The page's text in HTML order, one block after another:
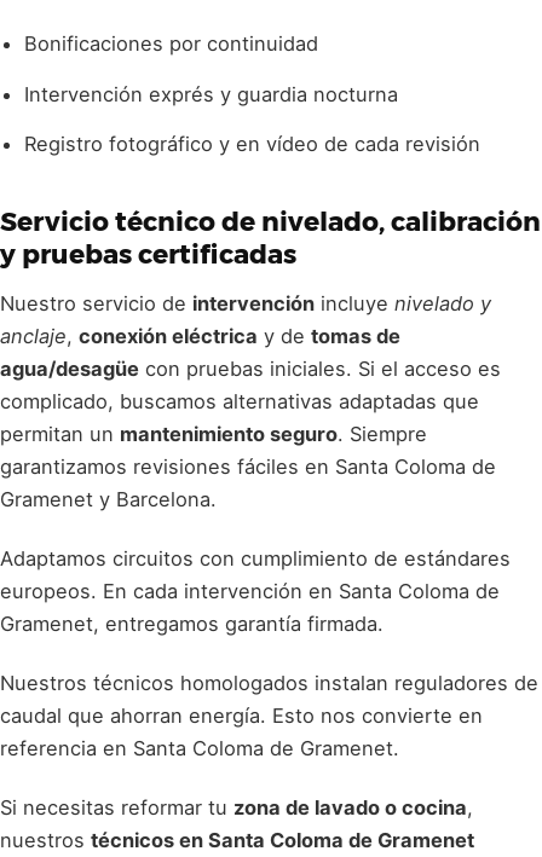
Bonificaciones por continuidad
Intervención exprés y guardia nocturna
Registro fotográfico y en vídeo de cada revisión
Servicio técnico de nivelado, calibración
y pruebascertificadas
Nuestro servicio de intervención incluye nivelado y
anclaje, conexión eléctrica y de tomas de
agua/desagüe con pruebas iniciales. Si el acceso es
complicado, buscamos alternativas adaptadas que
permitan un mantenimiento seguro. Siempre
garantizamos revisiones fáciles en Santa Coloma de
Gramenet y Barcelona.
Adaptamos circuitos con cumplimiento de estándares
europeos. En cada intervención en Santa Coloma de
Gramenet, entregamos garantía firmada.
Nuestros técnicos homologados instalan reguladores de
caudal que ahorran energía. Esto nos convierte en
referencia en Santa Coloma de Gramenet.
Si necesitas reformar tu zona de lavado o cocina,
nuestros técnicos en Santa Coloma de Gramenet